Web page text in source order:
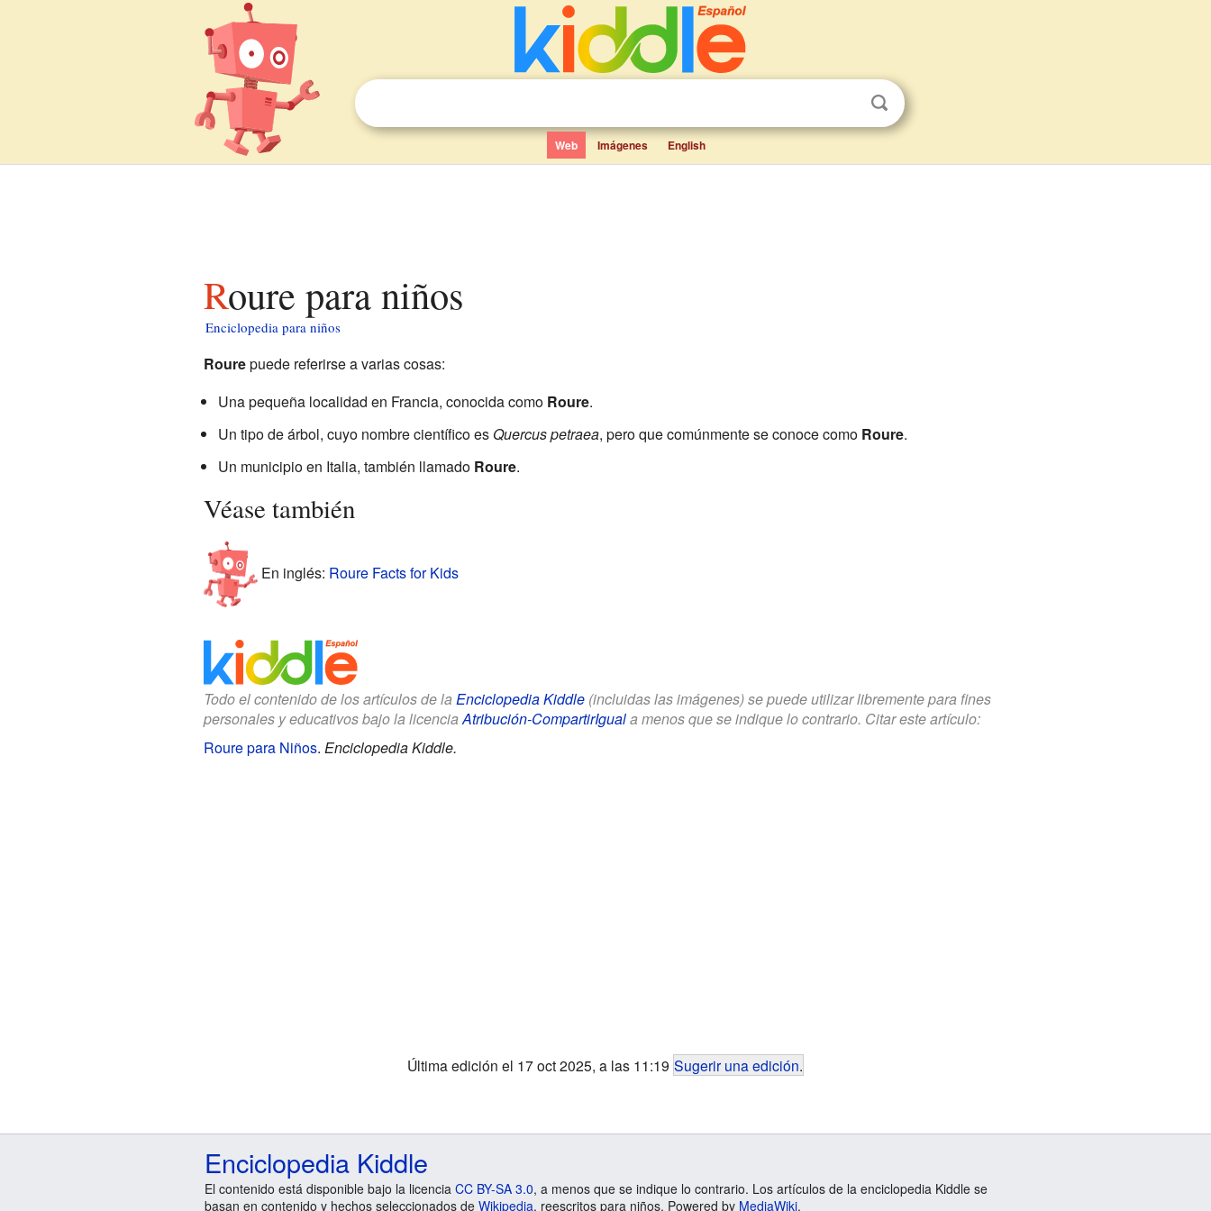
Web Imágenes English
Roure para niños
Enciclopedia para niños
Rourepuede referirse a varias cosas:
Una pequeña localidad en Francia, conocida como Roure.
Un tipo de árbol, cuyo nombre científico es Quercus petraea, pero que comúnmente se conoce como Roure.
Un municipio en Italia, también llamado Roure.
Véase también
En inglés: Roure Facts for Kids
Todo el contenido de los artículos de la Enciclopedia Kiddle(incluidas las imágenes) se puede utilizar libremente para fines
personales y educativos bajo la licenciaAtribución-CompartirIguala menos que se indique lo contrario. Citar este artículo:
Roure para Niños. Enciclopedia Kiddle.
Última edición el 17 oct 2025, a las 11:19 Sugerir una edición.
Enciclopedia Kiddle
El contenido está disponible bajo la licencia CC BY-SA 3.0, a menos que se indique lo contrario. Los artículos de la enciclopedia Kiddle se
basan en contenido y hechos seleccionados de Wikipedia, reescritos para niños. Powered by MediaWiki.